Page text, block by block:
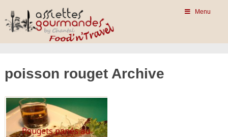
Menu
poisson rouget Archive
Rougets panés au